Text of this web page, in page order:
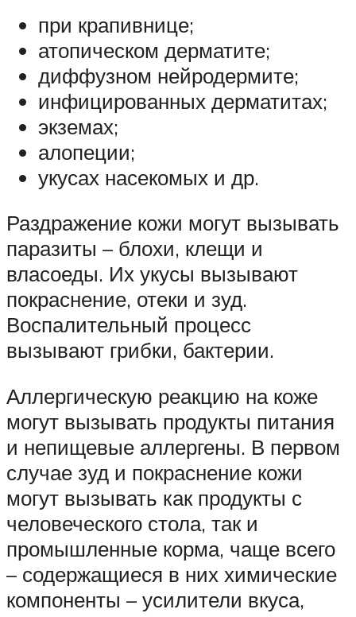
при крапивнице;
атопическом дерматите;
диффузном нейродермите;
инфицированных дерматитах;
экземах;
алопеции;
укусах насекомых и др.
Раздражение кожи могут вызывать
паразиты – блохи, клещи и
власоеды. Их укусы вызывают
покраснение, отеки и зуд.
Воспалительный процесс
вызывают грибки, бактерии.
Аллергическую реакцию на коже
могут вызывать продукты питания
и непищевые аллергены. В первом
случае зуд и покраснение кожи
могут вызывать как продукты с
человеческого стола, так и
промышленные корма, чаще всего
– содержащиеся в них химические
компоненты – усилители вкуса,